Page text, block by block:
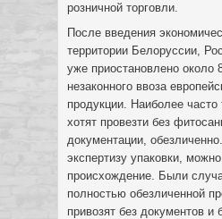
розничной торговли.
После введения
территории Белоруссии,
уже приостановлено около
незаконного ввоза
продукции. Наиболее
хотят провезти без
документации,
экспертизу упаковки,
происхождение. Были
полностью обезличенной
привозят без документов и